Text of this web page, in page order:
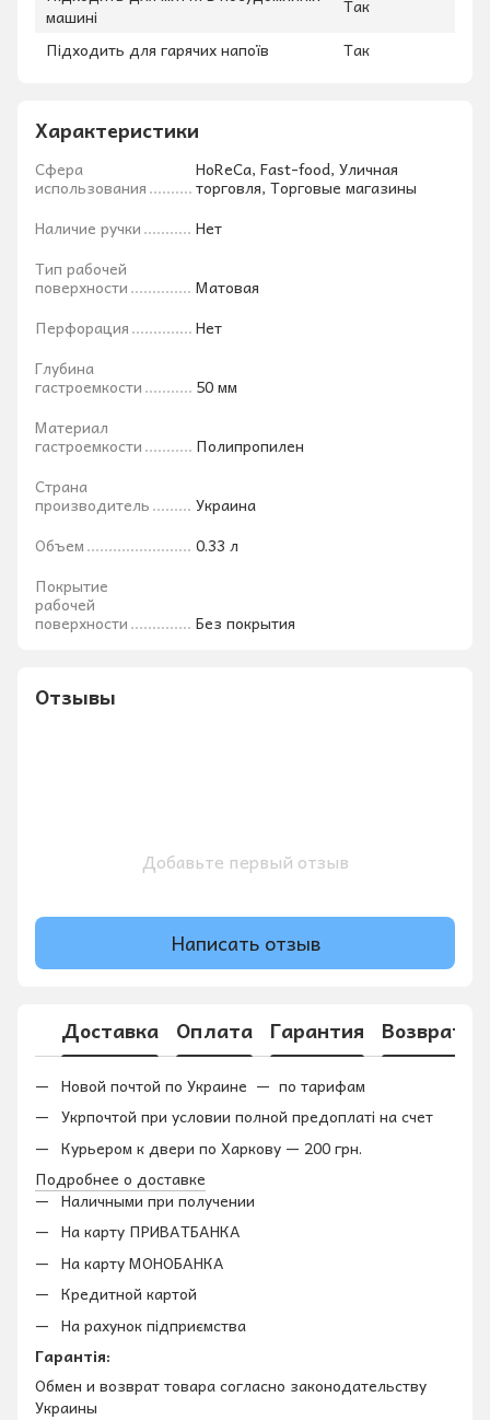
машині
Так
Підходить для гарячих напоїв
Так
Характеристики
Сфера
использования
HoReCa, Fast-food, Уличная
торговля, Торговые магазины
Наличие ручки
Нет
Тип рабочей
поверхности
Матовая
Перфорация
Нет
Глубина
гастроемкости
50 мм
Материал
гастроемкости
Полипропилен
Страна
производитель
Украина
Объем
0.33 л
Покрытие
рабочей
поверхности Без покрытия
Отзывы
Добавьте первый отзыв
Написать отзыв
Доставка Оплата Гарантия Возврат
Новой почтой по Украине — по тарифам
Укрпочтой при условии полной предоплаті на счет
Курьером к двери по Харкову — 200 грн.
Подробнее о доставке
Наличными при получении
На карту ПРИВАТБАНКА
На карту МОНОБАНКА
Кредитной картой
На рахунок підприємства
Гарантія:
Обмен и возврат товара согласно законодательству
Украины